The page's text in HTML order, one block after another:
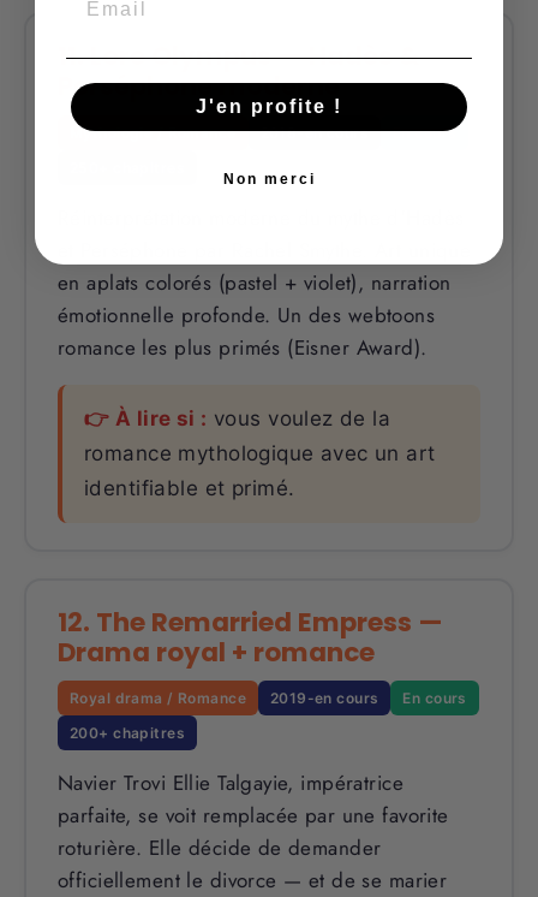
11. Lore Olympus — Hadès &
Perséphone moderne
Mythologie / Romance 2018-en cours
En cours
en aplats colorés (pastel + violet), narration
émotionnelle profonde. Un des webtoons
romance les plus primés (Eisner Award).
👉 À lire si : vous voulez de la
romance mythologique avec un art
identifiable et primé.
12. The Remarried Empress —
Drama royal + romance
Royal drama / Romance 2019-en cours
En cours
200+ chapitres
Navier Trovi Ellie Talgayie, impératrice
parfaite, se voit remplacée par une favorite
roturière. Elle décide de demander
officiellement le divorce — et de se marier
J'en profite !
Non merci